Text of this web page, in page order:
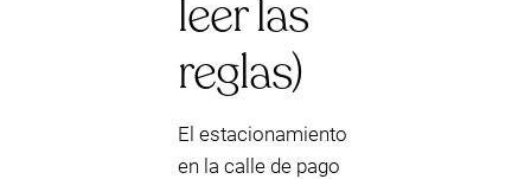
leer las
reglas)
El estacionamiento
en la calle de pago